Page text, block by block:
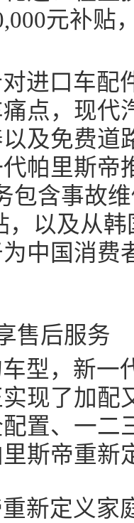
元补贴
进口车配
点，现代
及免费道
帕里斯帝
包含事故
，以及从
中国消费
售后服务
型，新一
现了加配
置、一二
斯帝重新
新定义家